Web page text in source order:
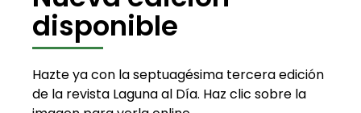
disponible
Hazte ya con la septuagésima tercera edición
de la revista Laguna al Día. Haz clic sobre la